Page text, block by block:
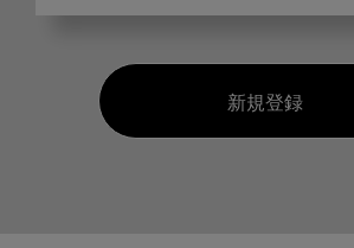
新規登録